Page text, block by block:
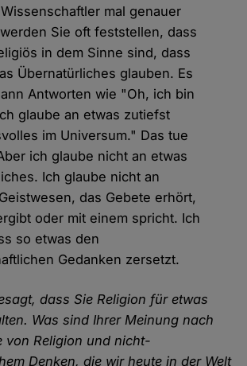
mal genauer
Sie oft feststellen, dass
in dem Sinne sind, dass
Übernatürliches glauben. Es
Antworten wie "Oh, ich bin
glaube an etwas zutiefst
im Universum." Das tue
ich glaube nicht an etwas
Ich glaube nicht an
das Gebete erhört,
oder mit einem spricht. Ich
so etwas den
Gedanken zersetzt.
dass Sie Religion für etwas
Was sind Ihrer Meinung nach
von Religion und nicht-
Denken, die wir heute in der Welt